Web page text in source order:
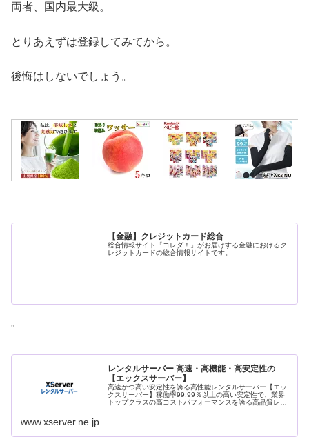
両者、国内最大級。
とりあえずは登録してみてから。
後悔はしないでしょう。
【金融】クレジットカード総合
総合情報サイト「コレダ！」がお届けする金融におけるク
レジットカードの総合情報サイトです。
"
レンタルサーバー 高速・高機能・高安定性の
【エックスサーバー】
高速かつ高い安定性を誇る高性能レンタルサーバー【エッ
クスサーバー】稼働率99.99％以上の高い安定性で、業界
トップクラスの高コストパフォーマンスを誇る高品質レン
www.xserver.ne.jp